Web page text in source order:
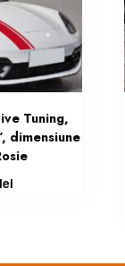
Tuning,
dimensiune
lei